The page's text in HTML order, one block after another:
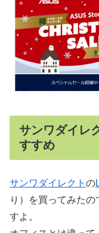
サンワダイレ
すすめ
サンワダイレクト の
り）を買ってみた
すよ。